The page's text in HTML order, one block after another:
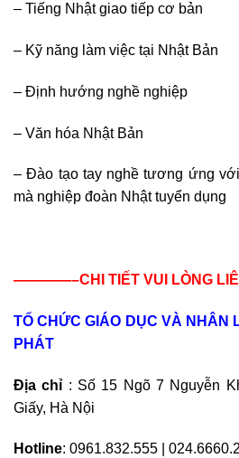
– Tiếng Nhật giao tiếp cơ bản
– Kỹ năng làm việc tại Nhật Bản
– Định hướng nghề nghiệp
– Văn hóa Nhật Bản
– Đào tạo tay nghề tương ứng
mà nghiệp đoàn Nhật tuyển dụng
————–CHI TIẾT VUI LÒNG
TỔ CHỨC GIÁO DỤC VÀ NHÂN
PHÁT
Địa chỉ : Số 15 Ngõ 7 Nguyễn
Giấy, Hà Nội
Hotline: 0961.832.555 |